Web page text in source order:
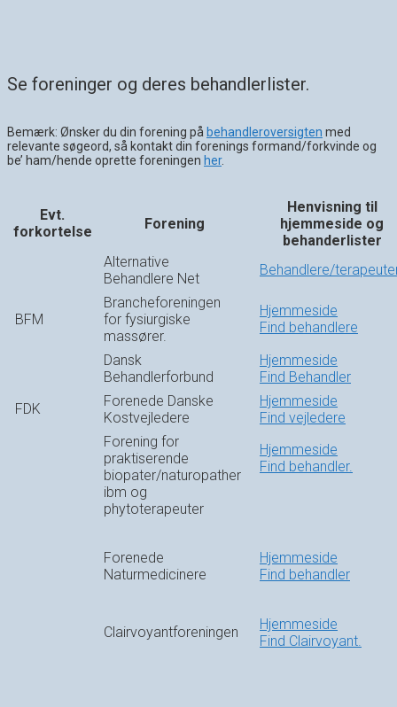
Se foreninger og deres behandlerlister.
Bemærk: Ønsker du din forening på behandleroversigten med
relevante søgeord, så kontakt din forenings formand/forkvinde og
be’ ham/hende oprette foreningen her.
Evt.
forkortelse
Forening
Henvisning til
hjemmeside og
behanderlister
Alternative
Behandlere Net
Behandlere/
BFM
Brancheforeningen
for fysiurgiske
massører.
Hjemmeside
Find behandlere
Dansk
Behandlerforbund
Hjemmeside
Find Behandler
FDK
Forenede Danske
Kostvejledere
Hjemmeside
Find vejledere
Forening for
praktiserende
biopater/naturopather
ibm og
phytoterapeuter
Hjemmeside
Find behandler.
Forenede
Naturmedicinere
Hjemmeside
Find behandler
Clairvoyantforeningen
Hjemmeside
Find Clairvoyant.